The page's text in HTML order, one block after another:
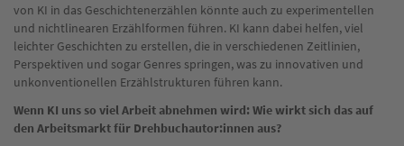
von KI in das Geschichtenerzählen könnte auch zu experimentellen
und nichtlinearen Erzählformen führen. KI kann dabei helfen, viel
leichter Geschichten zu erstellen, die in verschiedenen Zeitlinien,
Perspektiven und sogar Genres springen, was zu innovativen und
unkonventionellen Erzählstrukturen führen kann.
Wenn KI uns so viel Arbeit abnehmen wird: Wie wirkt sich das auf
den Arbeitsmarkt für Drehbuchautor:innen aus?